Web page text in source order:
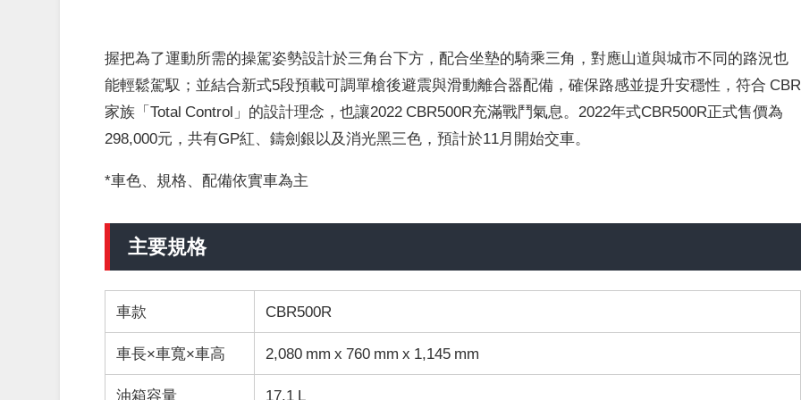
握把為了運動所需的操駕姿勢設計於三角台下方，配合坐墊的騎乘三角，對應山道與城市不同的路況也
能輕鬆駕馭；並結合新式5段預載可調單槍後避震與滑動離合器配備，確保路感並提升安穩性，符合 CBR
家族「Total Control」的設計理念，也讓2022 CBR500R充滿戰鬥氣息。2022年式CBR500R正式售價為
298,000元，共有GP紅、鑄劍銀以及消光黑三色，預計於11月開始交車。
*車色、規格、配備依實車為主
主要規格
車款 CBR500R
車長×車寬×車高 2,080 mm x 760 mm x 1,145 mm
油箱容量 17.1 L